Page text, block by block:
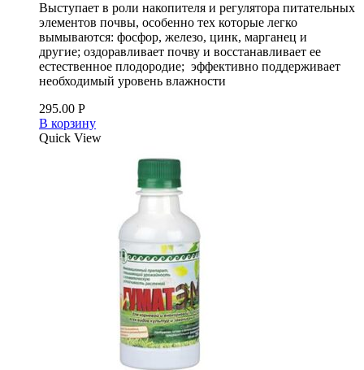
Выступает в роли накопителя и регулятора питательных
элементов почвы, особенно тех которые легко
вымываются: фосфор, железо, цинк, марганец и
другие; оздоравливает почву и восстанавливает ее
естественное плодородие; эффективно поддерживает
необходимый уровень влажности
295.00 Р
В корзину
Quick View